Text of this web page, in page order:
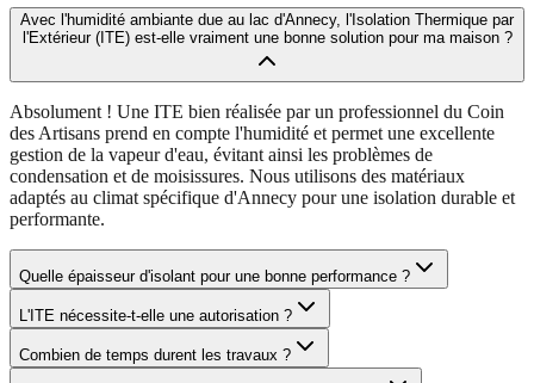
Avec l'humidité ambiante due au lac d'Annecy, l'Isolation Thermique par
l'Extérieur (ITE) est-elle vraiment une bonne solution pour ma maison ?
Absolument ! Une ITE bien réalisée par un professionnel du Coin
des Artisans prend en compte l'humidité et permet une excellente
gestion de la vapeur d'eau, évitant ainsi les problèmes de
condensation et de moisissures. Nous utilisons des matériaux
adaptés au climat spécifique d'Annecy pour une isolation durable et
performante.
Quelle épaisseur d'isolant pour une bonne performance ?
L'ITE nécessite-t-elle une autorisation ?
Combien de temps durent les travaux ?